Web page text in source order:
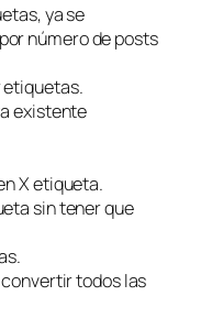
ya se
número de posts
etiquetas.
existente
X etiqueta.
sin tener que
todos las